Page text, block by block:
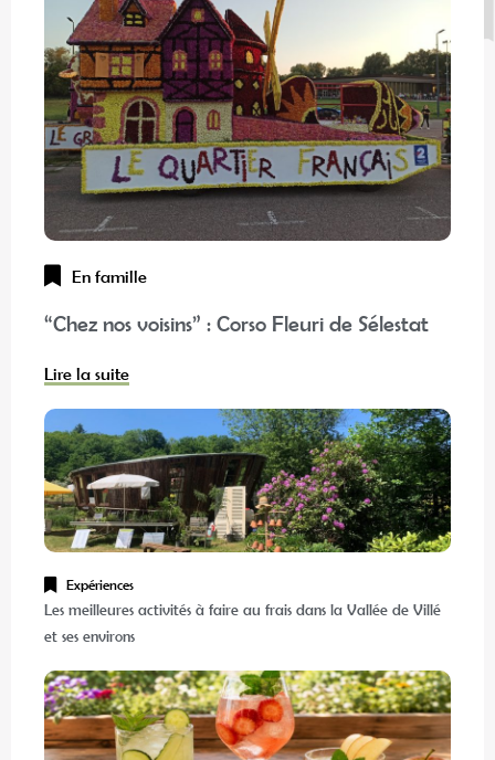
En famille
“Chez nos voisins” : Corso Fleuri de Sélestat
Lire la suite
Expériences
Les meilleures activités à faire au frais dans la Vallée de Villé
et ses environs